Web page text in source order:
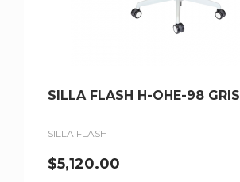
SILLA FLASH H-OHE-98 GRIS
SILLA FLASH
$5,120.00